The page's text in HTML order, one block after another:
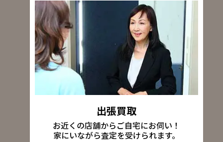
出張買取
お近くの店舗からご自宅にお伺い！
家にいながら査定を受けられます。